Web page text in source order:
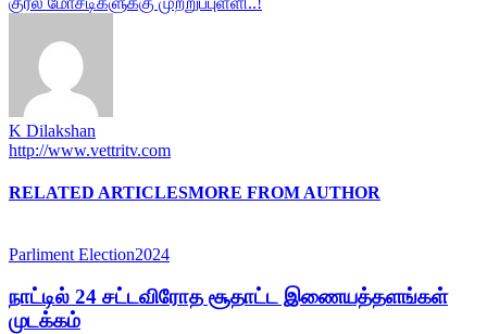
K Dilakshan
http://www.vettritv.com
RELATED ARTICLESMORE FROM AUTHOR
Parliment Election2024
நாட்டில் 24 சட்டவிரோத சூதாட்ட இணையத்தளங்கள்
முடக்கம்